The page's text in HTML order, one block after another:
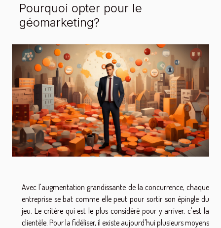
Pourquoi opter pour le
géomarketing?
Avec l'augmentation grandissante de la concurrence, chaque
entreprise se bat comme elle peut pour sortir son épingle du
jeu. Le critère qui est le plus considéré pour y arriver, c'est la
clientèle. Pour la fidéliser, il existe aujourd'hui plusieurs moyens